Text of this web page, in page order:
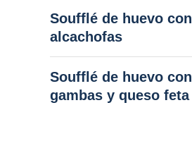
Soufflé de huevo con
alcachofas
Soufflé de huevo con
gambas y queso feta